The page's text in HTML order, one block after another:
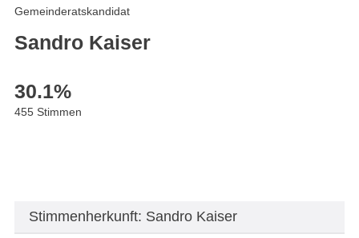
Gemeinderatskandidat
Sandro Kaiser
30.1%
455 Stimmen
Stimmenherkunft: Sandro Kaiser